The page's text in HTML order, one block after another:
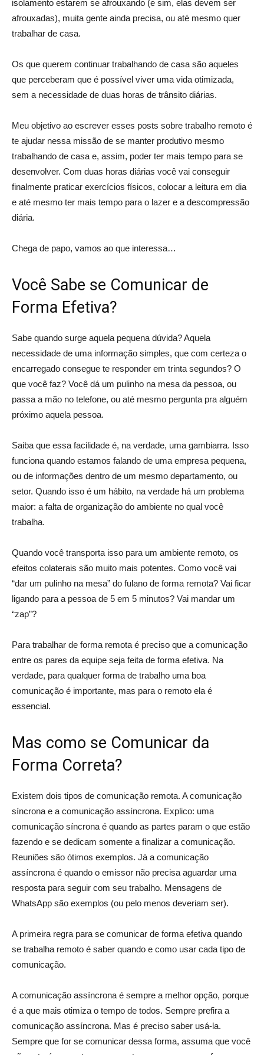
isolamento estarem se afrouxando (e sim, elas devem ser
afrouxadas), muita gente ainda precisa, ou até mesmo quer
trabalhar de casa.
Os que querem continuar trabalhando de casa são aqueles
que perceberam que é possível viver uma vida otimizada,
sem a necessidade de duas horas de trânsito diárias.
Meu objetivo ao escrever esses posts sobre trabalho remoto é
te ajudar nessa missão de se manter produtivo mesmo
trabalhando de casa e, assim, poder ter mais tempo para se
desenvolver. Com duas horas diárias você vai conseguir
finalmente praticar exercícios físicos, colocar a leitura em dia
e até mesmo ter mais tempo para o lazer e a descompressão
diária.
Chega de papo, vamos ao que interessa…
Você Sabe se Comunicar de
Forma Efetiva?
Sabe quando surge aquela pequena dúvida? Aquela
necessidade de uma informação simples, que com certeza o
encarregado consegue te responder em trinta segundos? O
que você faz? Você dá um pulinho na mesa da pessoa, ou
passa a mão no telefone, ou até mesmo pergunta pra alguém
próximo aquela pessoa.
Saiba que essa facilidade é, na verdade, uma gambiarra. Isso
funciona quando estamos falando de uma empresa pequena,
ou de informações dentro de um mesmo departamento, ou
setor. Quando isso é um hábito, na verdade há um problema
maior: a falta de organização do ambiente no qual você
trabalha.
Quando você transporta isso para um ambiente remoto, os
efeitos colaterais são muito mais potentes. Como você vai
“dar um pulinho na mesa” do fulano de forma remota? Vai ficar
ligando para a pessoa de 5 em 5 minutos? Vai mandar um
“zap”?
Para trabalhar de forma remota é preciso que a comunicação
entre os pares da equipe seja feita de forma efetiva. Na
verdade, para qualquer forma de trabalho uma boa
comunicação é importante, mas para o remoto ela é
essencial.
Mas como se Comunicar da
Forma Correta?
Existem dois tipos de comunicação remota. A comunicação
síncrona e a comunicação assíncrona. Explico: uma
comunicação síncrona é quando as partes param o que estão
fazendo e se dedicam somente a finalizar a comunicação.
Reuniões são ótimos exemplos. Já a comunicação
assíncrona é quando o emissor não precisa aguardar uma
resposta para seguir com seu trabalho. Mensagens de
WhatsApp são exemplos (ou pelo menos deveriam ser).
A primeira regra para se comunicar de forma efetiva quando
se trabalha remoto é saber quando e como usar cada tipo de
comunicação.
A comunicação assíncrona é sempre a melhor opção, porque
é a que mais otimiza o tempo de todos. Sempre prefira a
comunicação assíncrona. Mas é preciso saber usá-la.
Sempre que for se comunicar dessa forma, assuma que você